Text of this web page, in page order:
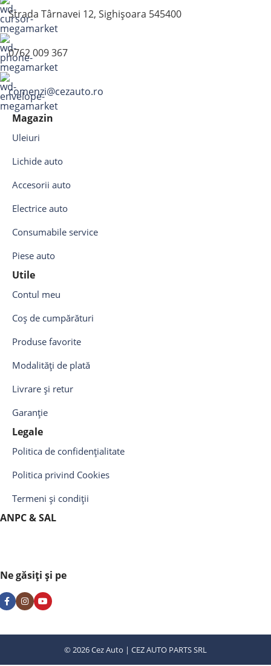
Strada Târnavei 12, Sighișoara 545400
0762 009 367
comenzi@cezauto.ro
Magazin
Uleiuri
Lichide auto
Accesorii auto
Electrice auto
Consumabile service
Piese auto
Utile
Contul meu
Coș de cumpărături
Produse favorite
Modalități de plată
Livrare și retur
Garanție
Legale
Politica de confidențialitate
Politica privind Cookies
Termeni și condiții
ANPC & SAL
Ne găsiți și pe
© 2026 Cez Auto | CEZ AUTO PARTS SRL